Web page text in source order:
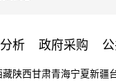
析 政府采购
藏陕西甘肃青海宁夏新疆